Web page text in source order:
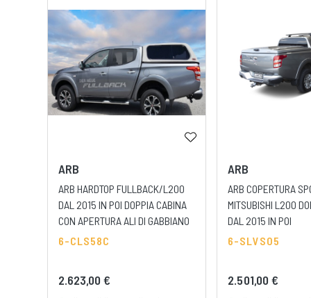
ARB
ARB HARDTOP FULLBACK/L200
DAL 2015 IN POI DOPPIA CABINA
CON APERTURA ALI DI GABBIANO
6-CLS58C
2.623,00 €
ARB
ARB COPERTURA
MITSUBISHI L200
DAL 2015 IN POI
6-SLVS05
2.501,00 €